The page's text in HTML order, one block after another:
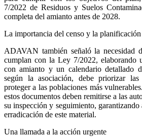
7/2022 de Residuos y Suelos
completa del amianto antes de 2028.
La importancia del censo y la
ADAVAN también señaló la necesidad
cumplan con la Ley 7/2022, elaborando
con amianto y un calendario detallado
según la asociación, debe priorizar
proteger a las poblaciones más
estos documentos deben remitirse a las
su inspección y seguimiento,
erradicación de este material.
Una llamada a la acción urgente